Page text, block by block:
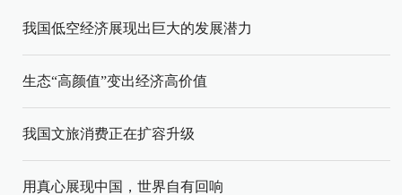
我国低空经济展现出巨大的发展潜力
生态“高颜值”变出经济高价值
我国文旅消费正在扩容升级
用真心展现中国，世界自有回响